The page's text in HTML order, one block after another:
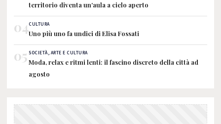
territorio diventa un'aula a cielo aperto
04CULTURA
Uno più uno fa undici di Elisa Fossati
05 SOCIETÀ, ARTE E CULTURA
Moda, relax e ritmi lenti: il fascino discreto della città ad
agosto